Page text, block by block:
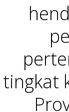
tingkat